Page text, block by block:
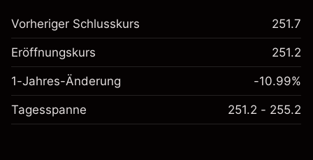
Vorheriger Schlusskurs 251.7
Eröffnungskurs 251.2
1-Jahres-Änderung -10.99%
Tagesspanne 251.2 - 255.2